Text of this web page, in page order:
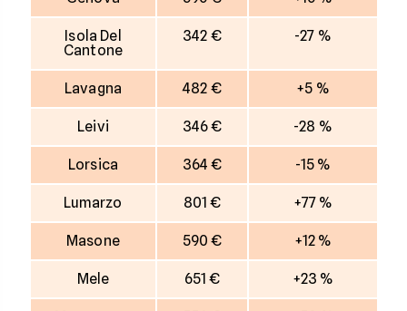
Isola Del
Cantone
342 € -27 %
Lavagna 482 € +5 %
Leivi 346 € -28 %
Lorsica 364 € -15 %
Lumarzo 801 € +77 %
Masone 590 € +12 %
Mele 651 € +23 %